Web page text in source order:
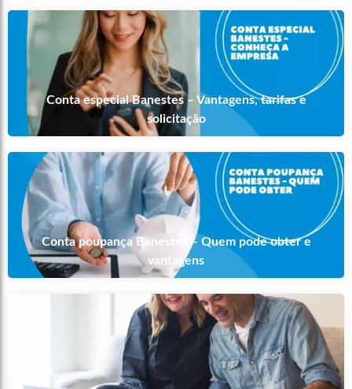
Conta especial Banestes – Vantagens, tarifas e
solicitação
Conta poupança Banestes – Quem pode obter e
vantagens